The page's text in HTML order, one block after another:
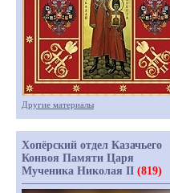
Другие материалы
Хопёрский отдел Казачьего
Конвоя Памяти Царя
Мученика Николая II (819)